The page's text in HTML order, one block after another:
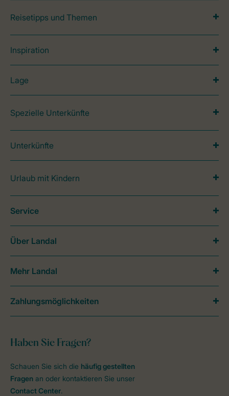
Reisetipps und Themen
Inspiration
Lage
Spezielle Unterkünfte
Unterkünfte
Urlaub mit Kindern
Haben Sie Fragen?
Schauen Sie sich die häufig gestellten
Fragen an oder kontaktieren Sie unser
Contact Center.
Service
Über Landal
Mehr Landal
Zahlungsmöglichkeiten